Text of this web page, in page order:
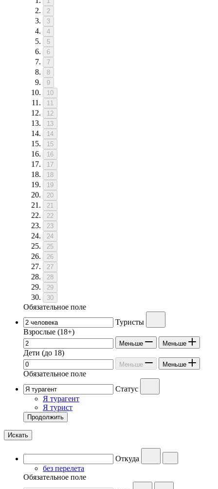
2
3
4
5
6
7
8
9
10
11
12
13
14
15
16
17
18
19
20
21
22
23
24
25
26
27
28
29
30
Обязательное поле
Туристы
Взрослые (18+)
Меньше Меньше
Дети (до 18)
Меньше Меньше
Обязательное поле
Статус
Я турагент
Я турист
Продолжить
Искать
Откуда
без перелета
Обязательное поле